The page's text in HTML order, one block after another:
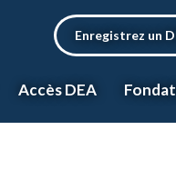
Enregistrez un
Accès DEA